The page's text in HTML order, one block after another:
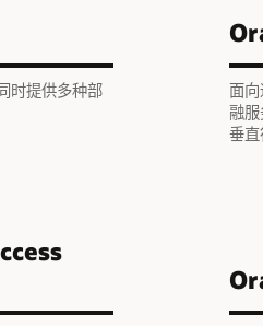
时提供多种部
面
融
垂直